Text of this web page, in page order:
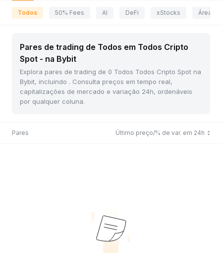
Todos 50% Fees AI DeFi xStocks Área da
Pares de trading de Todos em Todos Cripto
Spot - na Bybit
Explora pares de trading de 0 Todos Todos Cripto Spot na
Bybit, incluindo . Consulta preços em tempo real,
capitalizações de mercado e variação 24h, ordenáveis
por qualquer coluna.
Pares Último preço/% de var. em 24h